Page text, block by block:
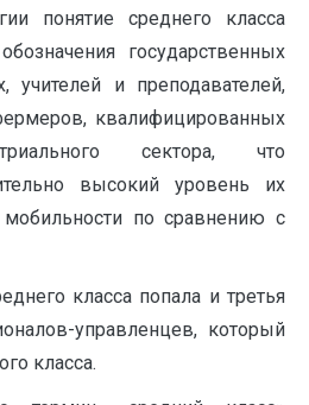
понятие среднего класса
государственных
и преподавателей,
квалифицированных
сектора, что
высокий уровень их
по сравнению с
класса попала и третья
управленцев, который
класса.